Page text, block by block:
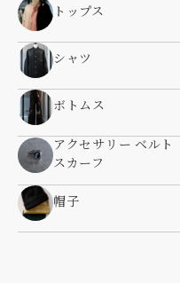
トップス
シャツ
ボトムス
アクセサリー ベルト
スカーフ
帽子